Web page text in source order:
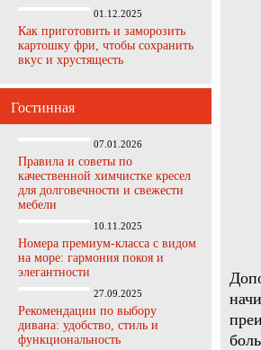
01.12.2025
Как приготовить и заморозить
картошку фри, чтобы сохранить
вкус и хрустящесть
Гостинная
07.01.2026
Правила и советы по
качественной химчистке кресел
для долговечности и свежести
мебели
10.11.2025
Номера премиум-класса с видом
на море: гармония покоя и
элегантности
27.09.2025
Рекомендации по выбору
дивана: удобство, стиль и
функциональность